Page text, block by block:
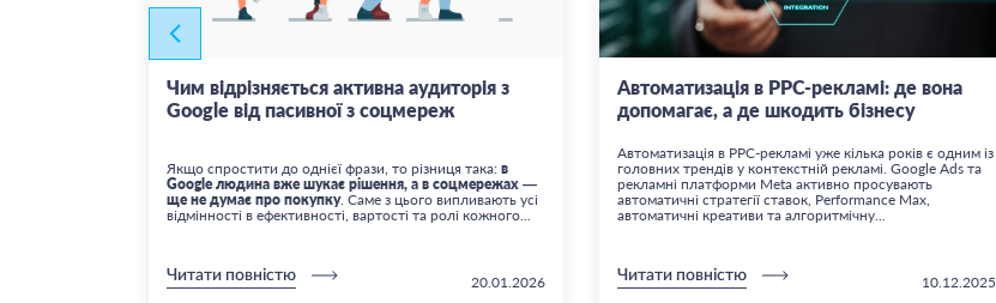
Чим відрізняється активна аудиторія з
Google від пасивної з соцмереж
Якщо спростити до однієї фрази, то різниця така: в
Google людина вже шукає рішення, а в соцмережах —
ще не думає про покупку. Саме з цього випливають усі
відмінності в ефективності, вартості та ролі кожного...
Читати повністю 20.01.2026
Автоматизація в PPC-рекламі: де вона
допомагає, а де шкодить бізнесу
Автоматизація в PPC-рекламі уже кілька років є одним із
головних трендів у контекстній рекламі. Google Ads та
рекламні платформи Meta активно просувають
автоматичні стратегії ставок, Performance Max,
автоматичні креативи та алгоритмічну...
Читати повністю 10.12.2025